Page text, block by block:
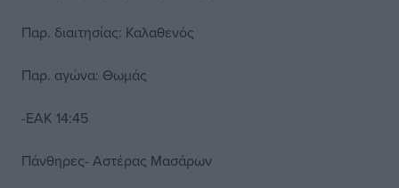
Παρ. διαιτησίας: Καλαθενός
Παρ. αγώνα: Θωμάς
-ΕΑΚ 14:45
Πάνθηρες- Αστέρας Μασάρων